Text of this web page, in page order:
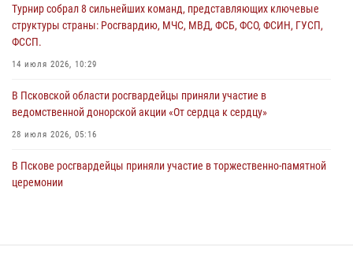
В Санкт-Петербурге прошел окружной этап ежегодного
Всероссийского конкурса профессионального мастерства среди
сотрудников вневедомственной охраны Росгвардии, Псковские
Росгвардейцы одержали победу
Турнир собрал 8 сильнейших команд, представляющих ключевые
структуры страны: Росгвардию, МЧС, МВД, ФСБ, ФСО, ФСИН, ГУСП,
ФССП.
14 июля 2026, 10:29
В Псковской области росгвардейцы приняли участие в
ведомственной донорской акции «От сердца к сердцу»
28 июля 2026, 05:16
В Пскове росгвардейцы приняли участие в торжественно-памятной
церемонии